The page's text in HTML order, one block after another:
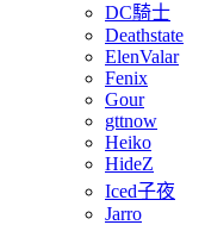
DC騎士
Deathstate
ElenValar
Fenix
Gour
gttnow
Heiko
HideZ
Iced子夜
Jarro